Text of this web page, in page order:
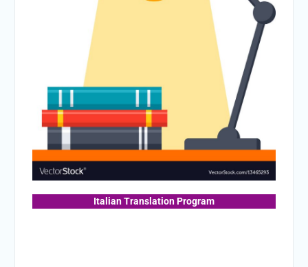
Italian Translation Program